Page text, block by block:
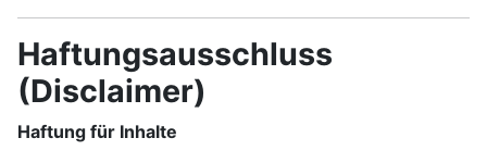
Haftungsausschluss
(Disclaimer)
Haftung für Inhalte